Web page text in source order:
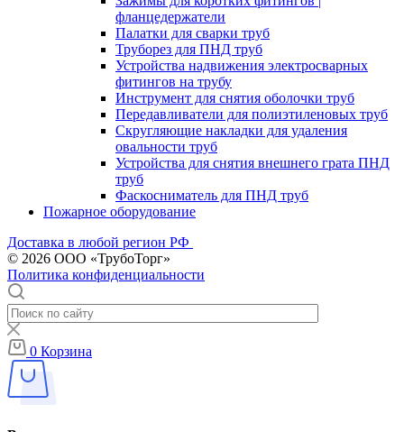
фланцедержатели
Палатки для сварки труб
Труборез для ПНД труб
Устройства надвижения электросварных
фитингов на трубу
Инструмент для снятия оболочки труб
Передавливатели для полиэтиленовых труб
Скругляющие накладки для удаления
овальности труб
Устройства для снятия внешнего грата ПНД
труб
Фаскосниматель для ПНД труб
Пожарное оборудование
Доставка в любой регион РФ
© 2026 ООО «ТрубоТорг»
Политика конфиденциальности
0 Корзина